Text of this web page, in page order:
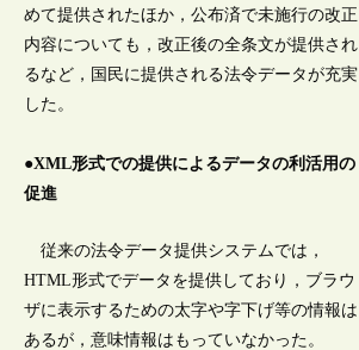
めて提供されたほか，公布済で未施行の改正
内容についても，改正後の全条文が提供され
るなど，国民に提供される法令データが充実
した。
●XML形式での提供によるデータの利活用の
促進
従来の法令データ提供システムでは，
HTML形式でデータを提供しており，ブラウ
ザに表示するための太字や字下げ等の情報は
あるが，意味情報はもっていなかった。